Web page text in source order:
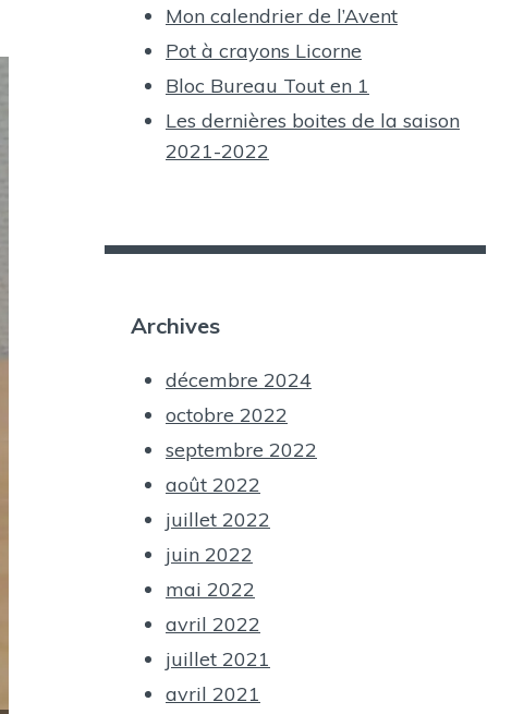
Mon calendrier de l’Avent
Pot à crayons Licorne
Bloc Bureau Tout en 1
Les dernières boites de la saison
2021-2022
Archives
décembre 2024
octobre 2022
septembre 2022
août 2022
juillet 2022
juin 2022
mai 2022
avril 2022
juillet 2021
avril 2021